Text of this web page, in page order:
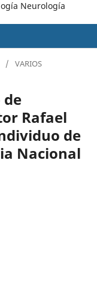
Neurología
/ VARIOS
Rafael
de
Nacional